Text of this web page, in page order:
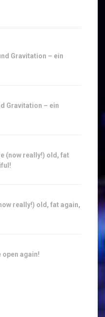
Gravitation – ein
Gravitation – ein
(now really!) old, fat
really!) old, fat again,
open again!